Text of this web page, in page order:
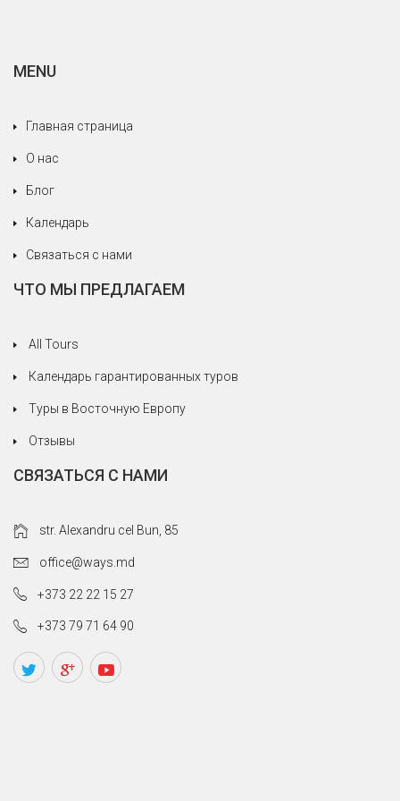
MENU
Главная страница
О нас
Блог
Календарь
Связаться с нами
ЧТО МЫ ПРЕДЛАГАЕМ
All Tours
Календарь гарантированных туров
Туры в Восточную Европу
Отзывы
СВЯЗАТЬСЯ С НАМИ
str. Alexandru cel Bun, 85
office@ways.md
+373 22 22 15 27
+373 79 71 64 90